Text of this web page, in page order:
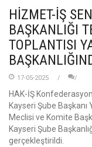
HİZMET-İŞ
BAŞKANLIĞI
TOPLANTISI
17-05-2025
HAK-İŞ
Kayseri Şube Başkanı
Meclisi ve Komite
Kayseri Şube
gerçekleştirildi.